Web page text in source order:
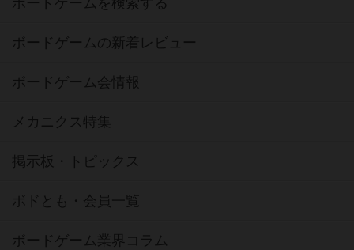
ボードゲームを検索する
ボードゲームの新着レビュー
ボードゲーム会情報
メカニクス特集
掲示板・トピックス
ボドとも・会員一覧
ボードゲーム業界コラム